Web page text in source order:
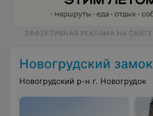
ЭФФЕКТИВНАЯ РЕКЛАМА НА САЙТЕ
Новогрудский замок
Новогрудский р-н г. Новогрудок